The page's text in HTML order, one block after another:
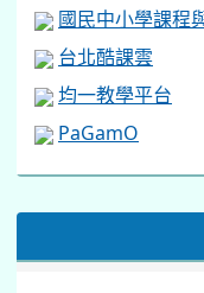
國民中小學課程
台北酷課雲
均一教學平台
PaGamO
:::